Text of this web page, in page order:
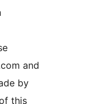
and
by
this